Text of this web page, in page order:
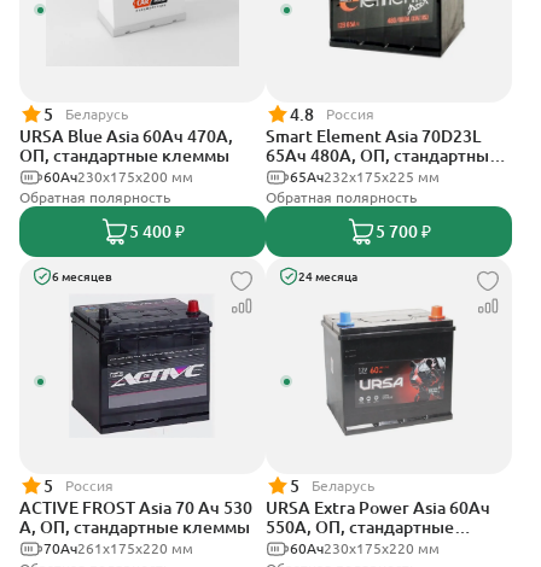
5 Беларусь
URSA Blue Asia 60Ач 470А,
ОП, стандартные клеммы
230x175x200 мм
60Ач
Обратная полярность
5 400 ₽
4.8 Россия
Smart Element Asia 70D23L
65Ач 480А, ОП, стандартные
клеммы232х175х225 мм
65Ач
Обратная полярность
5 700 ₽
6 месяцев
5 Россия
ACTIVE FROST Asia 70 Ач 530
А, ОП, стандартные клеммы
261x175x220 мм
70Ач
24 месяца
5 Беларусь
URSA Extra Power Asia 60Ач
550А, ОП, стандартные
клеммы230x175x220 мм
60Ач